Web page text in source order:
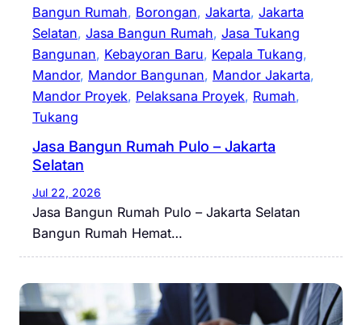
Bangun Rumah, Borongan, Jakarta, Jakarta
Selatan, Jasa Bangun Rumah, Jasa Tukang
Bangunan, Kebayoran Baru, Kepala Tukang
Mandor, Mandor Bangunan, Mandor Jakarta
Mandor Proyek, Pelaksana Proyek, Rumah
Tukang
Jasa Bangun Rumah Pulo – Jakarta
Selatan
Jul 22, 2026
Jasa Bangun Rumah Pulo – Jakarta Selatan
Bangun Rumah Hemat…